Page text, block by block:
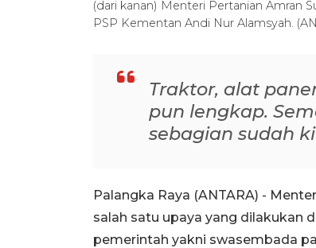
(dari kanan) Menteri Pertanian Amran
PSP Kementan Andi Nur Alamsyah.
Traktor, alat
pun lengkap.
sebagian sudah
Palangka Raya (ANTARA) -
salah satu upaya yang dilakukan
pemerintah yakni swasembada